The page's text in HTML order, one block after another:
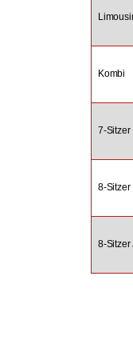
Kombi
7-Sitzer
8-Sitzer
8-Sitzer